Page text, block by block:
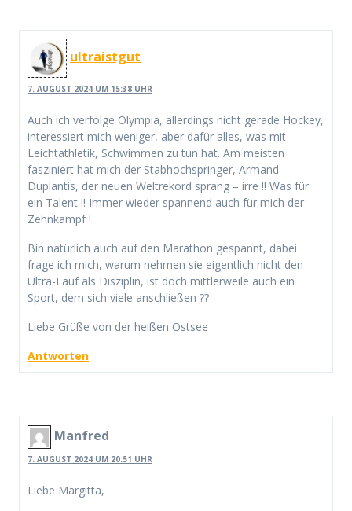
ultraistgut
7. AUGUST 2024 UM 15:38 UHR
Auch ich verfolge Olympia, allerdings nicht gerade Hockey,
interessiert mich weniger, aber dafür alles, was mit
Leichtathletik, Schwimmen zu tun hat. Am meisten
fasziniert hat mich der Stabhochspringer, Armand
Duplantis, der neuen Weltrekord sprang – irre !! Was für
ein Talent !! Immer wieder spannend auch für mich der
Zehnkampf !
Bin natürlich auch auf den Marathon gespannt, dabei
frage ich mich, warum nehmen sie eigentlich nicht den
Ultra-Lauf als Disziplin, ist doch mittlerweile auch ein
Sport, dem sich viele anschließen ??
Liebe Grüße von der heißen Ostsee
Antworten
Manfred
7. AUGUST 2024 UM 20:51 UHR
Liebe Margitta,